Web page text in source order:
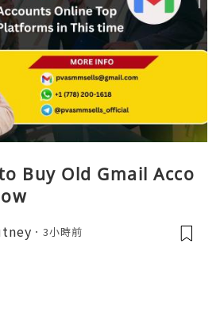
Buy Old Gmail Acco
3小時前